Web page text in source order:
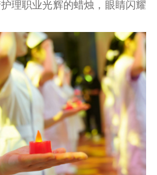
理职业光辉的蜡烛，眼睛闪耀